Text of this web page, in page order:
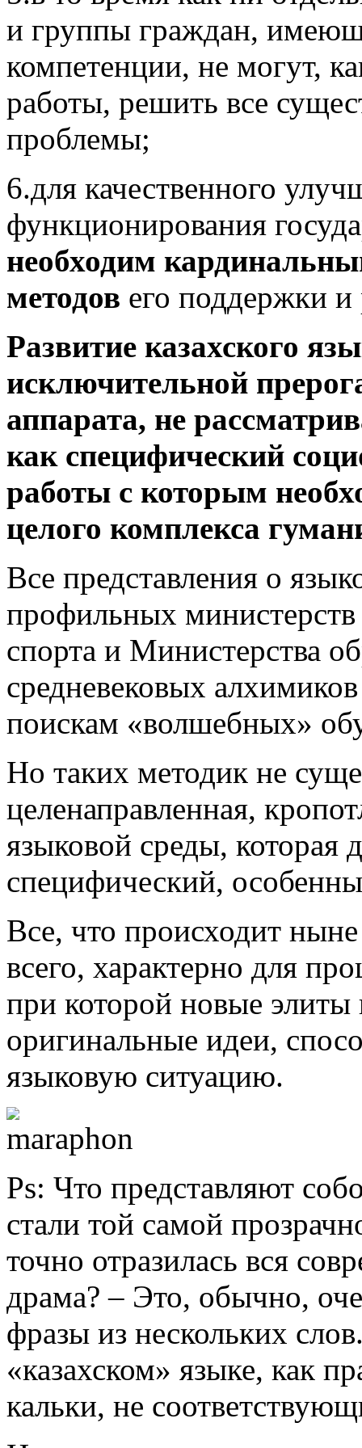
и группы граждан,
компетенции, не могут,
работы, решить все
проблемы;
6.для качественного
функционирования
необходим
методов его поддержки и
Развитие казахского
исключительной
аппарата, не
как специфический
работы с которым
целого комплекса
Все представления о
профильных
спорта и Министерства
средневековых
поискам «волшебных»
Но таких методик не
целенаправленная,
языковой среды, которая
специфический,
Все, что происходит
всего, характерно для
при которой новые
оригинальные идеи,
языковую ситуацию.
Ps: Что представляют
стали той самой
точно отразилась вся
драма? – Это, обычно,
фразы из нескольких
«казахском» языке, как
кальки, не